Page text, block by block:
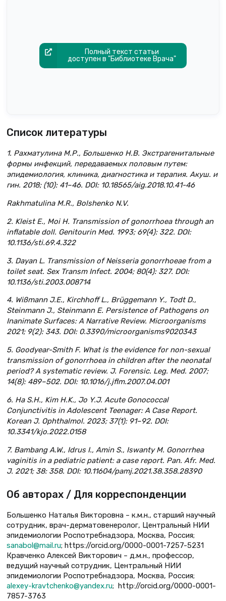
Полный текст статьи
доступен в "Библиотеке Врача"
Список литературы
1. Рахматулина М.Р., Большенко Н.В. Экстрагенитальные
формы инфекций, передаваемых половым путем:
эпидемиология, клиника, диагностика и терапия. Акуш. и
гин. 2018; (10): 41–46. DOI: 10.18565/aig.2018.10.41-46
Rakhmatulina M.R., Bolshenko N.V.
2. Kleist E., Moi H. Transmission of gonorrhoea through an
inflatable doll. Genitourin Med. 1993; 69(4): 322. DOI:
10.1136/sti.69.4.322
3. Dayan L. Transmission of Neisseria gonorrhoeae from a
toilet seat. Sex Trаnsm Infect. 2004; 80(4): 327. DOI:
10.1136/sti.2003.008714
4. Wißmann J.E., Kirchhoff L., Brüggemann Y., Todt D.,
Steinmann J., Steinmann E. Persistence of Pathogens on
Inanimate Surfaces: A Narrative Review. Microorganisms
2021; 9(2): 343. DOI: 0.3390/microorganisms9020343
5. Goodyear-Smith F. What is the evidence for non-sexual
transmission of gonorrhoea in children after the neonatal
period? A systematic review. J. Forensic. Leg. Med. 2007;
14(8): 489–502. DOI: 10.1016/j.jflm.2007.04.001
6. Ha S.H., Kim H.K., Jo Y.J. Acute Gonococcal
Conjunctivitis in Adolescent Teenager: A Case Report.
Korean J. Ophthalmol. 2023; 37(1): 91–92. DOI:
10.3341/kjo.2022.0158
7. Bambang A.W., Idrus I., Amin S., Iswanty M. Gonorrhea
vaginitis in a pediatric patient: a case report. Pan. Afr. Med.
J. 2021; 38: 358. DOI: 10.11604/pamj.2021.38.358.28390
Об авторах / Для корреспонденции
Большенко Наталья Викторовна – к.м.н., старший научный
сотрудник, врач-дерматовенеролог, Центральный НИИ
эпидемиологии Роспотребнадзора, Москва, Россия;
sanabol@mail.ru; https://orcid.org/0000-0001-7257-5231
Кравченко Алексей Викторович – д.м.н., профессор,
ведущий научный сотрудник, Центральный НИИ
эпидемиологии Роспотребнадзора, Москва, Россия;
alexey-kravtchenko@yandex.ru; http://orcid.org/0000-0001-
7857-3763